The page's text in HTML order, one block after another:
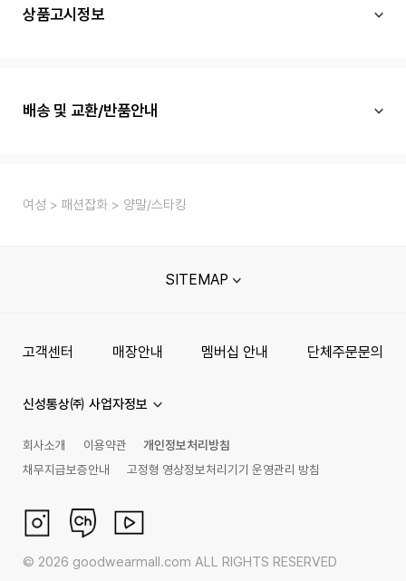
상품고시정보
배송 및 교환/반품안내
여성 패션잡화 양말/스타킹
SITEMAP
고객센터 매장안내 멤버십 안내 단체주문문의
신성통상㈜ 사업자정보
회사소개 이용약관
개인정보처리방침
채무지급보증안내
고정형 영상정보처리기기 운영관리 방침
© 2026 goodwearmall.com ALL RIGHTS RESERVED